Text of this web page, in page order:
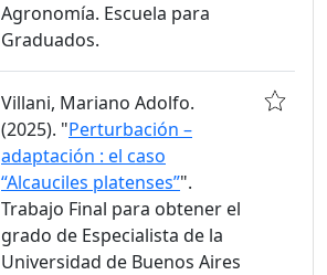
Agronomía. Escuela para
Graduados.
Villani, Mariano Adolfo.
(2025). "Perturbación –
adaptación : el caso
“Alcauciles platenses”".
Trabajo Final para obtener el
grado de Especialista de la
Universidad de Buenos Aires